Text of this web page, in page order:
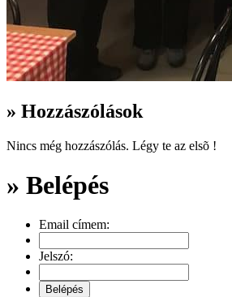
» Hozzászólások
Nincs még hozzászólás. Légy te az elsõ !
» Belépés
Email címem:
Jelszó: